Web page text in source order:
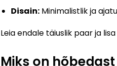
Disain:Minimalistlik ja
Leia endale täiuslik paar ja
Miks on